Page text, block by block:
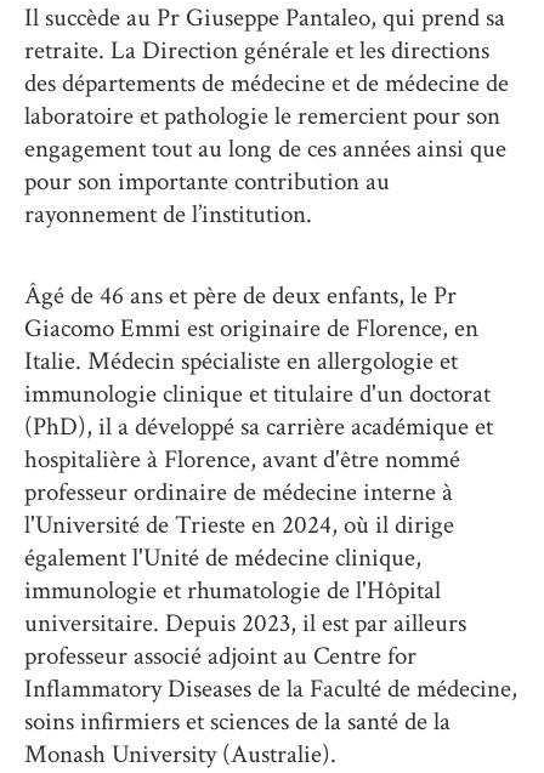
Il succède au Pr Giuseppe Pantaleo, qui prend sa
retraite. La Direction générale et les directions
des départements de médecine et de médecine de
laboratoire et pathologie le remercient pour son
engagement tout au long de ces années ainsi que
pour son importante contribution au
rayonnement de l’institution.
Âgé de 46 ans et père de deux enfants, le Pr
Giacomo Emmi est originaire de Florence, en
Italie. Médecin spécialiste en allergologie et
immunologie clinique et titulaire d'un doctorat
(PhD), il a développé sa carrière académique et
hospitalière à Florence, avant d'être nommé
professeur ordinaire de médecine interne à
l'Université de Trieste en 2024, où il dirige
également l'Unité de médecine clinique,
immunologie et rhumatologie de l'Hôpital
universitaire. Depuis 2023, il est par ailleurs
professeur associé adjoint au Centre for
Inflammatory Diseases de la Faculté de médecine,
soins infirmiers et sciences de la santé de la
Monash University (Australie).